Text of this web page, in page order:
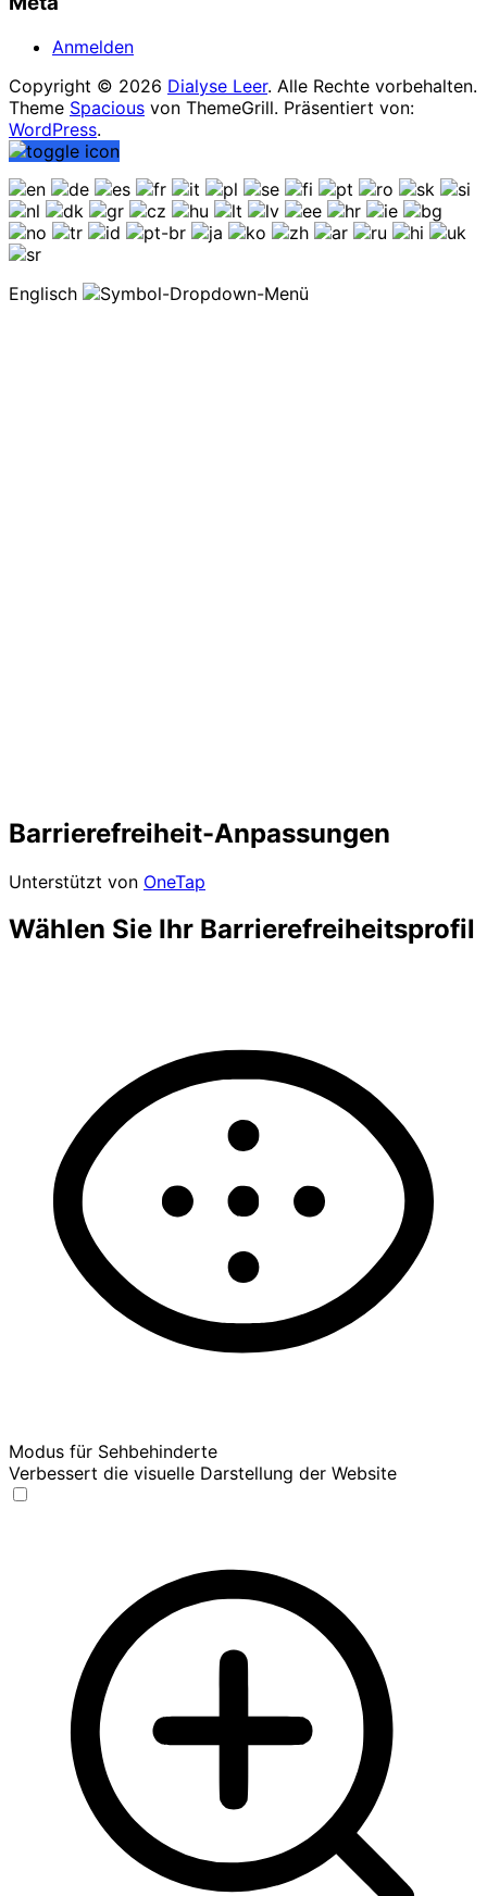
Anmelden
Copyright © 2026 Dialyse Leer. Alle Rechte vorbehalten.
Theme Spacious von ThemeGrill. Präsentiert von:
WordPress.
Englisch
Barrierefreiheit-Anpassungen
Unterstützt von OneTap
Wählen Sie Ihr Barrierefreiheitsprofil
Modus für Sehbehinderte
Verbessert die visuelle Darstellung der Website